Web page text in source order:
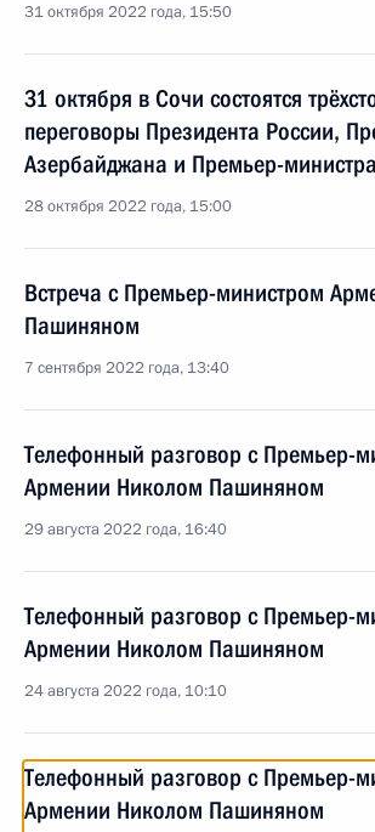
31 октября 2022 года, 15:50
31 октября в Сочи состоятся
переговоры Президента России,
Азербайджана и Премьер-
28 октября 2022 года, 15:00
Встреча с Премьер-министром
Пашиняном
7 сентября 2022 года, 13:40
Телефонный разговор с Премьер-
Армении Николом Пашиняном
29 августа 2022 года, 16:40
Телефонный разговор с Премьер-
Армении Николом Пашиняном
24 августа 2022 года, 10:10
Телефонный разговор с Премьер-
Армении Николом Пашиняном